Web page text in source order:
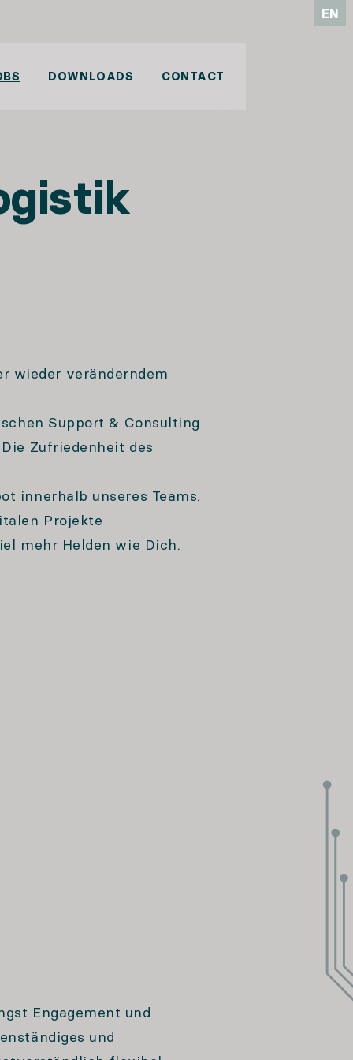
EN
DOWNLOADS CONTACT
wieder veränderndem
Support & Consulting
Zufriedenheit des
innerhalb unseres Teams.
Projekte
mehr Helden wie Dich.
Engagement und
und